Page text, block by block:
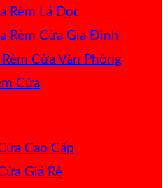
Rèm Lá Dọc
Rèm Cửa Gia Đình
Cửa Văn Phòng
Cửa
Cao Cấp
Giá Rẻ